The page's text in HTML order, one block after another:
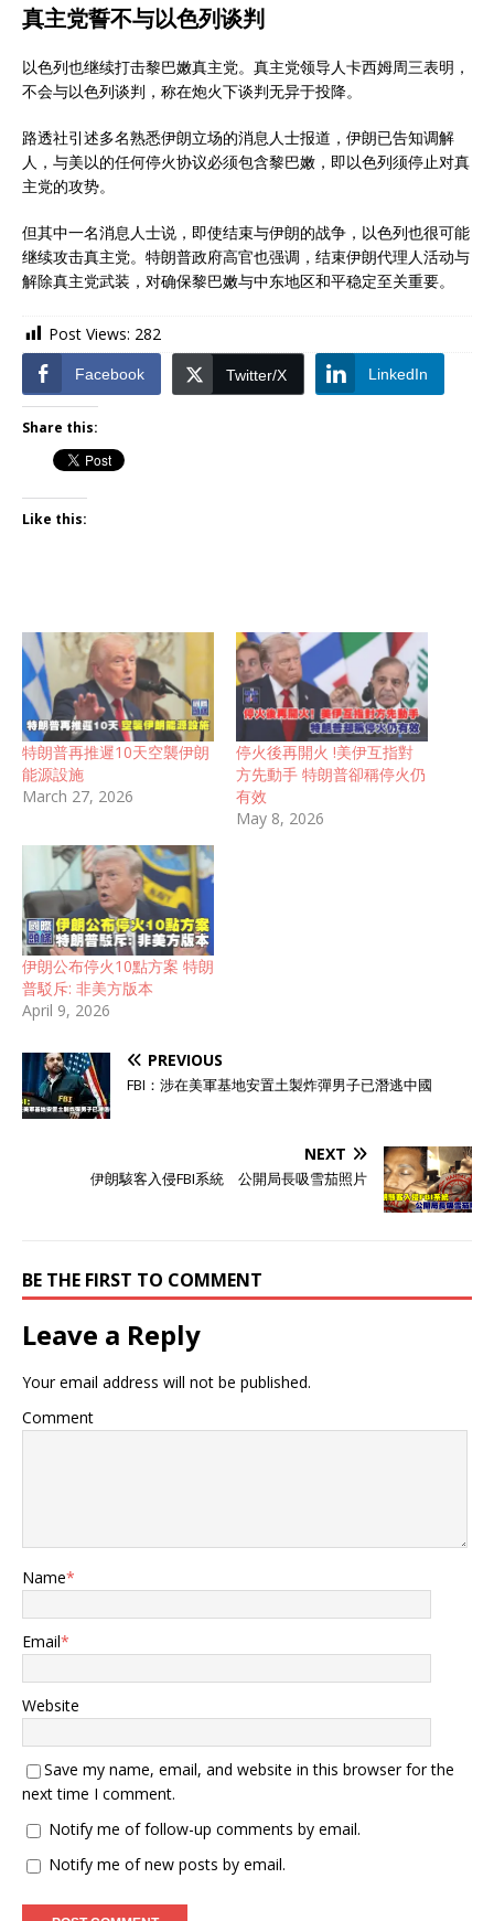
真主党誓不与以色列谈判
以色列也继续打击黎巴嫩真主党。真主党领导人卡西姆周三表明，
不会与以色列谈判，称在炮火下谈判无异于投降。
路透社引述多名熟悉伊朗立场的消息人士报道，伊朗已告知调解
人，与美以的任何停火协议必须包含黎巴嫩，即以色列须停止对真
主党的攻势。
但其中一名消息人士说，即使结束与伊朗的战争，以色列也很可能
继续攻击真主党。特朗普政府高官也强调，结束伊朗代理人活动与
解除真主党武装，对确保黎巴嫩与中东地区和平稳定至关重要。
Post Views: 282
Facebook Twitter/X LinkedIn
Share this:
Like this:
特朗普再推遲10天空襲伊朗
能源設施
March 27, 2026
停火後再開火 !美伊互指對
方先動手 特朗普卻稱停火仍
有效
May 8, 2026
伊朗公布停火10點方案 特朗
普駁斥: 非美方版本
April 9, 2026
PREVIOUS
FBI：涉在美軍基地安置土製炸彈男子已潛逃中國
NEXT
伊朗駭客入侵FBI系統 公開局長吸雪茄照片
BE THE FIRST TO COMMENT
Leave a Reply
Your email address will not be published.
Comment
Name*
Email*
Website
Save my name, email, and website in this browser for the
next time I comment.
Notify me of follow-up comments by email.
Notify me of new posts by email.